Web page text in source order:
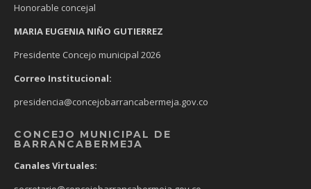
Honorable concejal
MARIA EUGENIA NIÑO GUTIERREZ
Presidente Concejo municipal 2026
Correo Institucional:
presidencia@concejobarrancabermeja.gov.co
CONCEJO MUNICIPAL DE
BARRANCABERMEJA
Canales Virtuales: